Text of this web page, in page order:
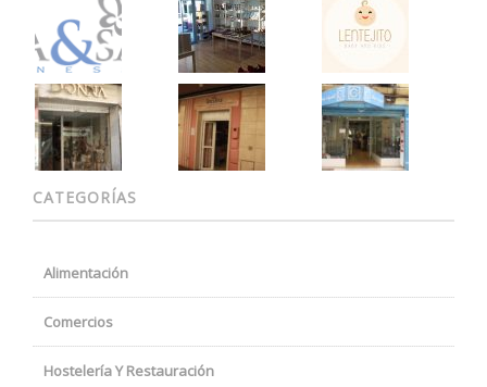
CATEGORÍAS
Alimentación
Comercios
Hostelería Y Restauración